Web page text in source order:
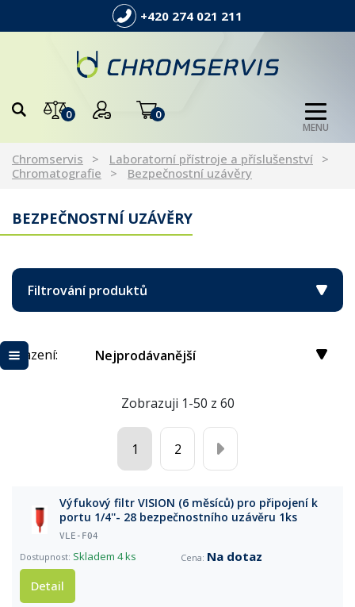
+420 274 021 211
0 0
MENU
Chromservis
Laboratorní přístroje a příslušenství
Chromatografie
Bezpečnostní uzávěry
BEZPEČNOSTNÍ UZÁVĚRY
Filtrování produktů
Řazení: Nejprodávanější
Zobrazuji 1-50 z 60
1 2
Výfukový filtr VISION (6 měsíců) pro připojení k
portu 1/4''- 28 bezpečnostního uzávěru 1ks
VLE-F04
Skladem 4 ks
Na dotaz
Detail